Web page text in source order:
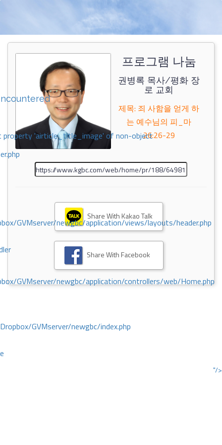
property 'airticle_title_image' of non-object
GVMserver/newgbc/application/views/layouts/header.php
GVMserver/newgbc/application/controllers/web/Home.php
GVMserver/newgbc/index.php
"/>
프로그램 나눔
권병록 목사/평화 장
로 교회
제목: 죄 사함을 얻게 하
는 예수님의 피_마
26:26-29
Share With Kakao Talk
Share With Facebook